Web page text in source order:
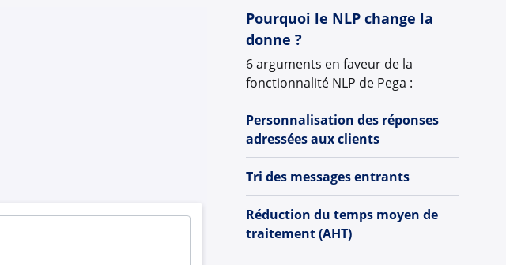
Pourquoi le NLP change la
donne ?
6 arguments en faveur de la
fonctionnalité NLP de Pega :
Personnalisation des réponses
adressées aux clients
Tri des messages entrants
Réduction du temps moyen de
traitement (AHT)